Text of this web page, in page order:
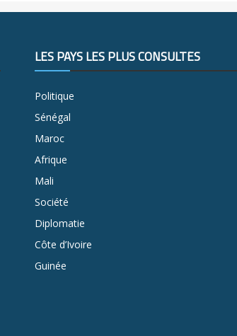
LES PAYS LES PLUS CONSULTÉS
Politique
Sénégal
Maroc
Afrique
Mali
Société
Diplomatie
Côte d’Ivoire
Guinée